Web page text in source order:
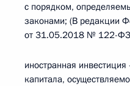
с порядком,
законами; (В редакции
от 31.05.2018 № 122-
иностранная
капитала,